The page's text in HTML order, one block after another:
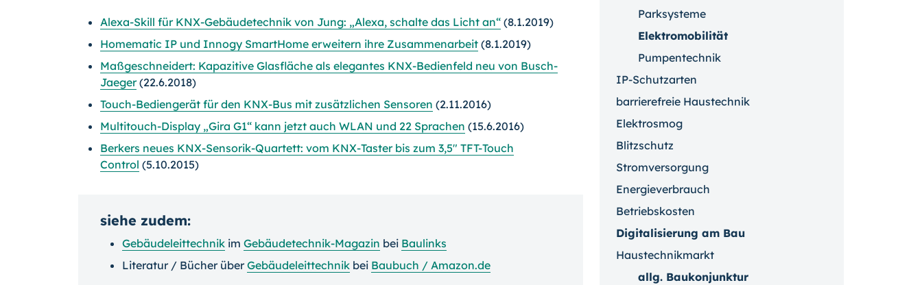
Alexa-Skill für KNX-Gebäudetechnik von Jung: „Alexa, schalte das Licht an“ (8.1.2019)
Homematic IP und Innogy SmartHome erweitern ihre Zusammenarbeit (8.1.2019)
Maßgeschneidert: Kapazitive Glasfläche als elegantes KNX-Bedienfeld neu von Busch-
Jaeger(22.6.2018)
Touch-Bediengerät für den KNX-Bus mit zusätzlichen Sensoren (2.11.2016)
Multitouch-Display „Gira G1“ kann jetzt auch WLAN und 22 Sprachen (15.6.2016)
Berkers neues KNX-Sensorik-Quartett: vom KNX-Taster bis zum 3,5" TFT-Touch
Control (5.10.2015)
siehe zudem:
Gebäudeleittechnik im Gebäudetechnik-Magazin bei Baulinks
Literatur / Bücher überGebäudeleittechnik bei Baubuch / Amazon.de
Parksysteme
Elektromobilität
Pumpentechnik
IP-Schutzarten
barrierefreie Haustechnik
Elektrosmog
Blitzschutz
Stromversorgung
Energieverbrauch
Betriebskosten
Digitalisierung am Bau
Haustechnikmarkt
allg. Baukonjunktur